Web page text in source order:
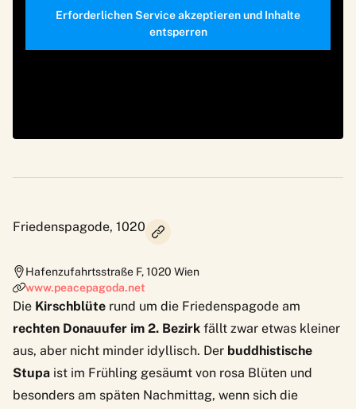
Erforderlichen Service akzeptieren und Inhalte
entsperren
Friedenspagode, 1020
Hafenzufahrtsstraße F,1020 Wien
www.peacepagoda.net
Die Kirschblüte rund um die Friedenspagode am
rechten Donauufer im 2. Bezirk fällt zwar etwas kleiner
aus, aber nicht minder idyllisch. Der buddhistische
Stupa ist im Frühling gesäumt von rosa Blüten und
besonders am späten Nachmittag, wenn sich die